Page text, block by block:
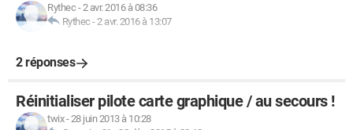
Rythec -2 avr. 2016 à 08:36
Rythec -2 avr. 2016 à 13:07
2 réponses
Réinitialiser pilote carte graphique / au secours !
twix-28 juin 2013 à 10:28